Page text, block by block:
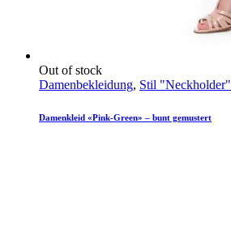
Out of stock
Damenbekleidung, Stil "Neckholder"
Damenkleid «Pink-Green» – bunt gemustert